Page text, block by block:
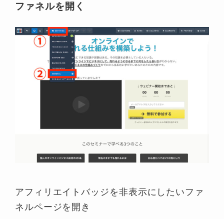
ファネルを開く
アフィリエイトバッジを非表示にしたいファ
ネルページを開き